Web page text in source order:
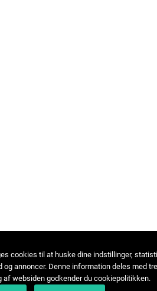
cookies til at huske dine indstillinger,
og annoncer. Denne information deles med
af websiden godkender du cookiepolitikken.